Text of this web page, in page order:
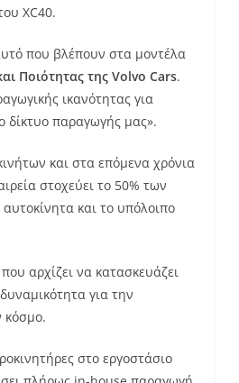
XC40.
που βλέπουν στα μοντέλα
Ποιότητας της Volvo Cars.
ικανότητας για
δίκτυο παραγωγής μας».
και στα επόμενα χρόνια
στοχεύει το 50% των
και το υπόλοιπο
αρχίζει να κατασκευάζει
για την
κόσμο.
στο εργοστάσιο